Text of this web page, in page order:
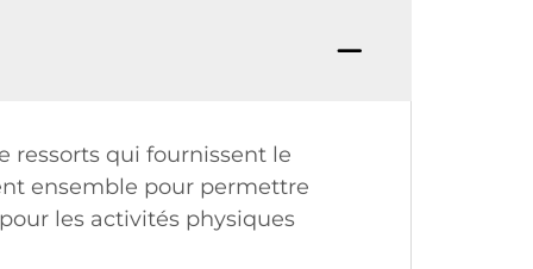
ressorts qui fournissent le
ensemble pour permettre
les activités physiques